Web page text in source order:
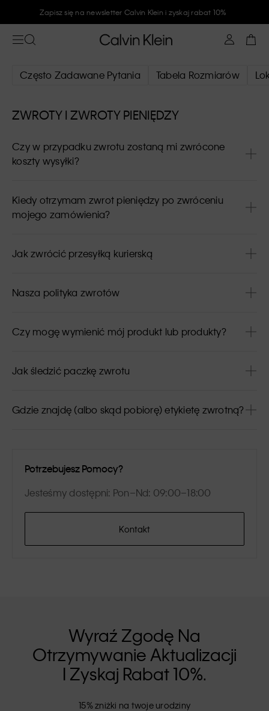
Zapisz się na newsletter Calvin Klein i zyskaj rabat 10%
Często Zadawane Pytania Tabela Rozmiarów
ZWROTY I ZWROTY PIENIĘDZY
Czy w przypadku zwrotu zostaną mi zwrócone
koszty wysyłki?
Kiedy otrzymam zwrot pieniędzy po zwróceniu
mojego zamówienia?
Jak zwrócić przesyłką kurierską
Nasza polityka zwrotów
Czy mogę wymienić mój produkt lub produkty?
Jak śledzić paczkę zwrotu
Gdzie znajdę (albo skąd pobiorę) etykietę zwrotną?
Potrzebujesz Pomocy?
Jesteśmy dostępni: Pon–Nd: 09:00–18:00
Kontakt
Wyraź Zgodę Na
Otrzymywanie Aktualizacji
I Zyskaj Rabat 10%.
15% zniżki na twoje urodziny